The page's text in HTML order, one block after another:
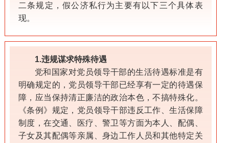
二条规定，假公济私行为主要有以下三个具体表
现。
1.违规谋求特殊待遇
党和国家对党员领导干部的生活待遇标准是有
明确规定的，党员领导干部已经享有一定的待遇保
障，应当保持清正廉洁的政治本色，不搞特殊化。
《条例》规定，党员领导干部违反工作、生活保障
制度，在交通、医疗、警卫等方面为本人、配偶、
子女及其配偶等亲属、身边工作人员和其他特定关